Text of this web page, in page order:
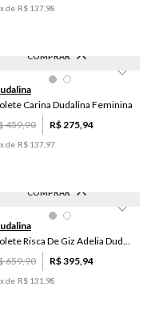
x de R$ 137 98
COMPRAR
M G
Carina Dudalina Feminina
459,90 R$275,94
x de R$ 137 97
COMPRAR
40
46
Colete Risca De Giz Adelia Dudalina Feminina
659,90 R$395,94
x de R$ 131 98